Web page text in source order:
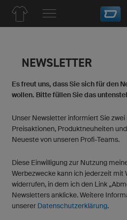
NEWSLETTER
Es freut uns, dass Sie sich für den
wollen. Bitte füllen Sie das
Unser Newsletter informiert Sie
Preisaktionen, Produktneuheiten
Neueste von unseren Profi-Teams.
Diese Einwilligung zur Nutzung
Werbezwecke kann ich jederzeit mit
widerrufen, in dem ich den Link
Newsletters anklicke. Weitere
unserer Datenschutzerklärung.